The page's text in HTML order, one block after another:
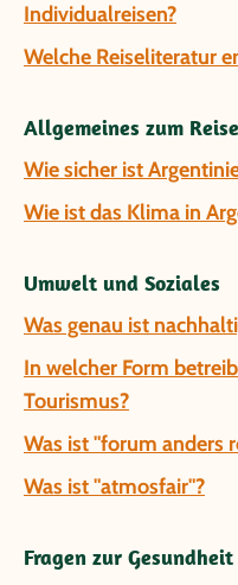
Individualreisen?
Welche Reiseliteratur
Allgemeines zum
Wie sicher ist
Wie ist das Klima in
Umwelt und Soziales
Was genau ist
In welcher Form
Tourismus?
Was ist "forum anders
Was ist "atmosfair"?
Fragen zur Gesundheit